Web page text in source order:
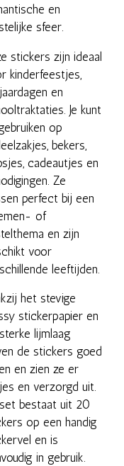
en
sfeer.
stickers zijn ideaal
kinderfeestjes,
en
Je kunt
op
bekers,
cadeautjes en
Ze
perfect bij een
of
en zijn
voor
leeftijden.
het stevige
stickerpapier en
lijmlaag
de stickers goed
en zien ze er
en verzorgd uit.
bestaat uit 20
op een handig
en is
in gebruik.